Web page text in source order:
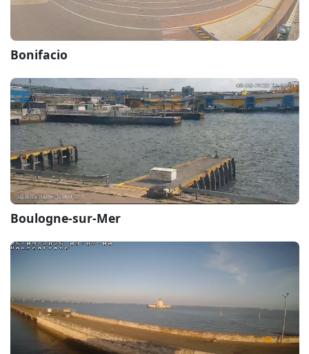
Bonifacio
Boulogne-sur-Mer